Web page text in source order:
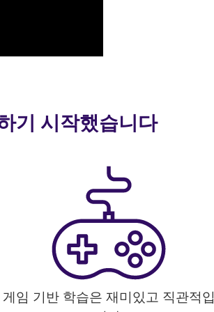
기 시작했습니다
게임 기반 학습은 재미있고 직관적입